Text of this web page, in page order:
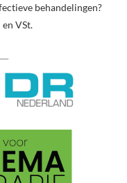
behandelingen?
VSt.